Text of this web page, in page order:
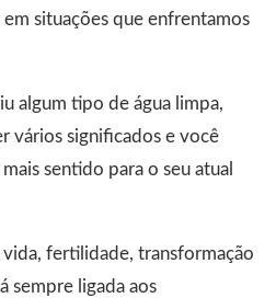
situações que enfrentamos
algum tipo de água limpa,
vários significados e você
sentido para o seu atual
fertilidade, transformação
sempre ligada aos